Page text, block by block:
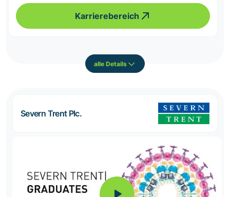
Karrierebereich
alle Details
Severn Trent Plc.